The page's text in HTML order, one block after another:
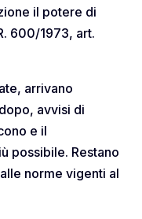
il potere di
600/1973, art.
arrivano
avvisi di
e il
possibile. Restano
norme vigenti al